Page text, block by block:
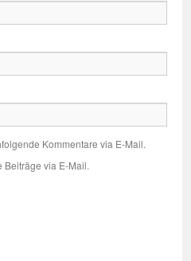
Kommentare via E-Mail.
Beiträge via E-Mail.